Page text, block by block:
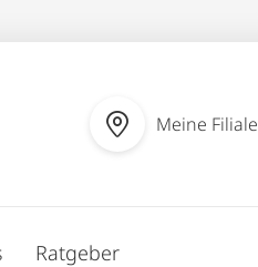
Meine Filiale
Ratgeber